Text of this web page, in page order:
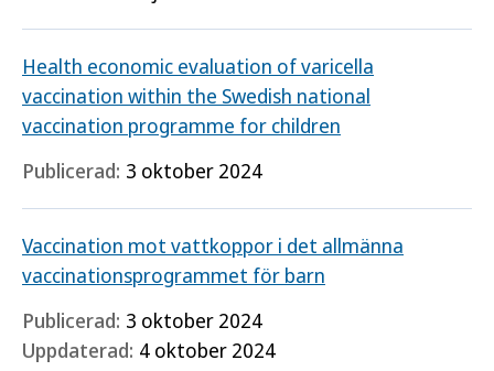
Health economic evaluation of varicella
vaccination within the Swedish national
vaccination programme for children
Publicerad: 3 oktober 2024
Vaccination mot vattkoppor i det allmänna
vaccinationsprogrammet för barn
Publicerad: 3 oktober 2024
Uppdaterad: 4 oktober 2024